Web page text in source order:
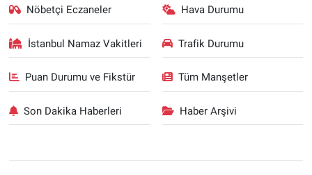
Nöbetçi Eczaneler Hava Durumu
İstanbul Namaz Vakitleri Trafik Durumu
Puan Durumu ve Fikstür Tüm Manşetler
Son Dakika Haberleri Haber Arşivi